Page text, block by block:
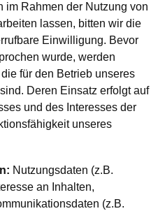
im Rahmen der Nutzung von
lassen, bitten wir die
Einwilligung. Bevor
wurde, werden
für den Betrieb unseres
Deren Einsatz erfolgt auf
und des Interesses der
unseres
Nutzungsdaten (z.B.
an Inhalten,
(z.B.